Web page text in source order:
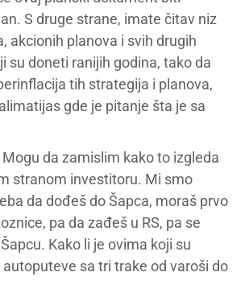
S druge strane, imate čitav niz
akcionih planova i svih drugih
su doneti ranijih godina, tako da
tih strategija i planova,
gde je pitanje šta je sa
Mogu da zamislim kako to izgleda
stranom investitoru. Mi smo
da dođeš do Šapca, moraš prvo
pa da zađeš u RS, pa se
Kako li je ovima koji su
sa tri trake od varoši do